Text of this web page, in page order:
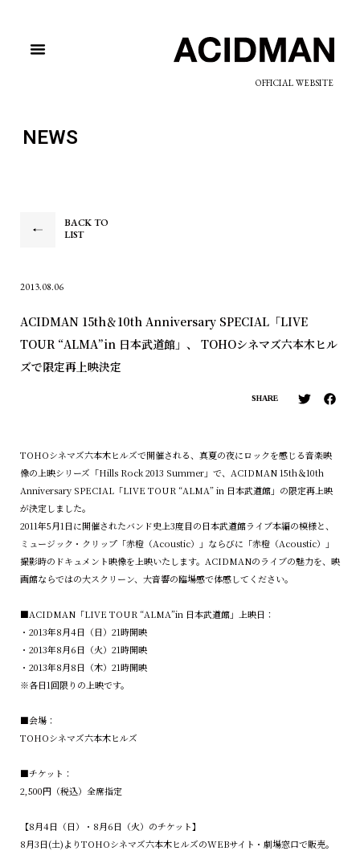
OFFICIAL WEBSITE
NEWS
BACK TO
LIST
2013.08.06
ACIDMAN 15th＆10th Anniversary SPECIAL「LIVE
TOUR “ALMA”in 日本武道館」、 TOHOシネマズ六本木ヒル
ズで限定再上映決定
SHARE
TOHOシネマズ六本木ヒルズで開催される、真夏の夜にロックを感じる音楽映
像の上映シリーズ「Hills Rock 2013 Summer」で、ACIDMAN 15th＆10th
Anniversary SPECIAL「LIVE TOUR “ALMA” in 日本武道館」の限定再上映
が決定しました。
2011年5月1日に開催されたバンド史上3度目の日本武道館ライブ本編の模様と、
ミュージック・クリップ「赤橙（Acoustic）」ならびに「赤橙（Acoustic）」
撮影時のドキュメント映像を上映いたします。ACIDMANのライブの魅力を、映
画館ならではの大スクリーン、大音響の臨場感で体感してください。
■ACIDMAN「LIVE TOUR “ALMA”in 日本武道館」上映日：
・2013年8月4日（日）21時開映
・2013年8月6日（火）21時開映
・2013年8月8日（木）21時開映
※各日1回限りの上映です。
■会場：
TOHOシネマズ六本木ヒルズ
■チケット：
2,500円（税込）全席指定
【8月4日（日）・8月6日（火）のチケット】
8月3日(土)よりTOHOシネマズ六本木ヒルズのWEBサイト・劇場窓口で販売。